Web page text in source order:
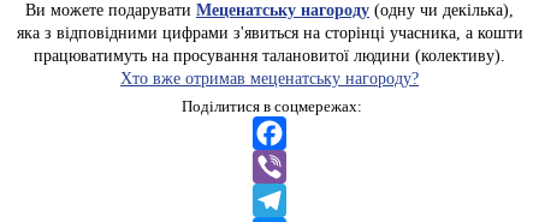
Ви можете подарувати Меценатську нагороду (одну чи декілька),
яка з відповідними цифрами з'явиться на сторінці учасника, а кошти
працюватимуть на просування талановитої людини (колективу).
Хто вже отримав меценатську нагороду?
Поділитися в соцмережах:
Facebook
Viber